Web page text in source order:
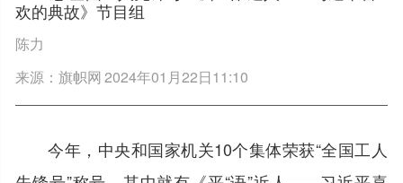
欢的典故》节目组
陈力
来源：旗帜网2024年01月22日11:10
今年，中央和国家机关10个集体荣获“全国工人